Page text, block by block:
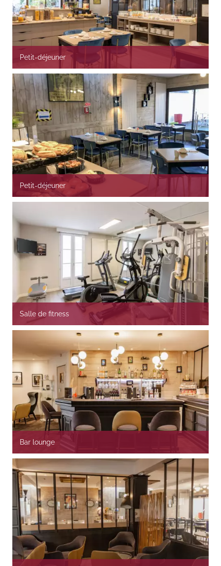
Petit-déjeuner
Petit-déjeuner
Salle de fitness
Bar lounge